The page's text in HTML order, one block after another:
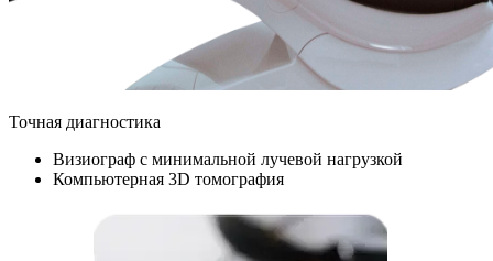
Точная диагностика
Визиограф с минимальной лучевой нагрузкой
Компьютерная 3D томография